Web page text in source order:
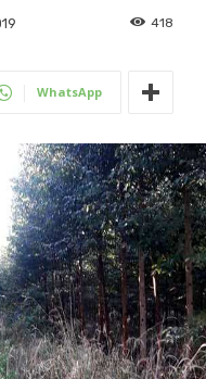
418
WhatsApp